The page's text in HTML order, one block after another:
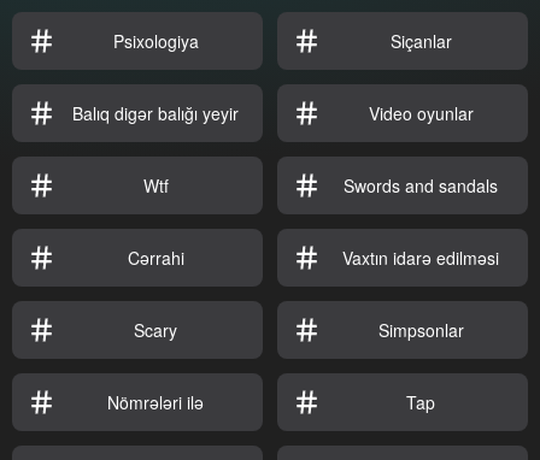
Psixologiya Siçanlar
Balıq digər balığı yeyir Video oyunlar
Wtf Swords and sandals
Cərrahi Vaxtın idarə edilməsi
Scary Simpsonlar
Nömrələri ilə Tap